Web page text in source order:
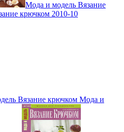
Мода и модель Вязание
крючком 2010-10
Вязание крючком Мода и